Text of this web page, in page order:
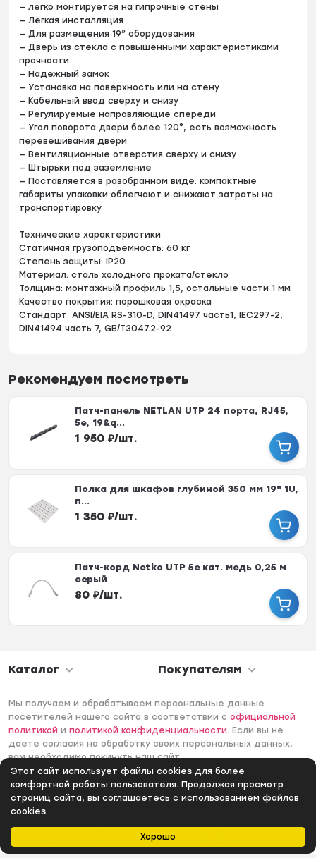
Хорошо
Этот сайт использует файлы cookies для более
комфортной работы пользователя. Продолжая просмотр
страниц сайта, вы соглашаетесь с использованием файлов
cookies.
Избранное
— легко монтируется на гипрочные стены
— Лёгкая инсталляция
— Для размещения 19” оборудования
— Дверь из стекла с повышенными характеристиками
прочности
— Надежный замок
— Установка на поверхность или на стену
— Кабельный ввод сверху и снизу
— Регулируемые направляющие спереди
— Угол поворота двери более 120°, есть возможность
перевешивания двери
— Вентиляционные отверстия сверху и снизу
— Штырьки под заземление
— Поставляется в разобранном виде: компактные
габариты упаковки облегчают и снижают затраты на
транспортировку
Технические характеристики
Статичная грузоподъемность: 60 кг
Степень защиты: IP20
Материал: сталь холодного проката/стекло
Толщина: монтажный профиль 1,5, остальные части 1 мм
Качество покрытия: порошковая окраска
Стандарт: ANSI/EIA RS-310-D, DIN41497 часть1, IEC297-2,
DIN41494 часть 7, GB/T3047.2-92
Рекомендуем посмотреть
Патч-панель NETLAN UTP 24 порта, RJ45,
5e, 19&q...
1 950 ₽/шт.
Полка для шкафов глубиной 350 мм 19" 1U,
п...
1 350 ₽/шт.
Патч-корд Netko UTP 5e кат. медь 0,25 м
серый
80 ₽/шт.
Каталог Покупателям
Мы получаем и обрабатываем персональные данные
посетителей нашего сайта в соответствии софициальной
политикой иполитикой конфиденциальности. Если вы не
даете согласия на обработку своих персональных данных,
вам необходимо покинуть наш сайт.
© 2006 -2026 Интернет-магазин Лантек. Все права
защищены.